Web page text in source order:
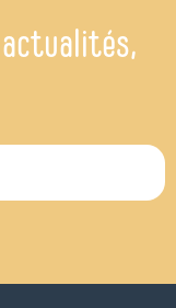
actualités,